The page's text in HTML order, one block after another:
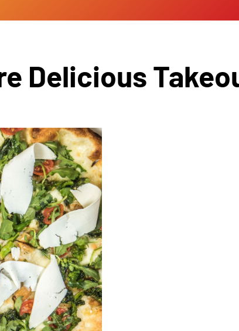
Delicious
/ DETAILS